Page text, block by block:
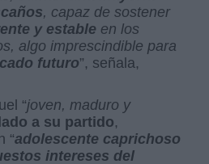
, capaz de sostener
y estable en los
algo imprescindible para
futuro”, señala,
“joven, maduro y
a su partido,
“adolescente caprichoso
intereses del